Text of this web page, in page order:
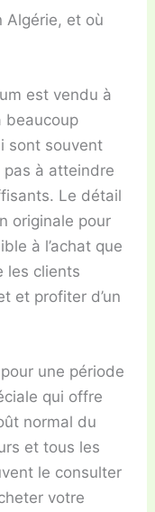
Algérie, et où
est vendu à
beaucoup
sont souvent
pas à atteindre
Le détail
originale pour
à l’achat que
les clients
et profiter d’un
une période
qui offre
normal du
et tous les
le consulter
votre